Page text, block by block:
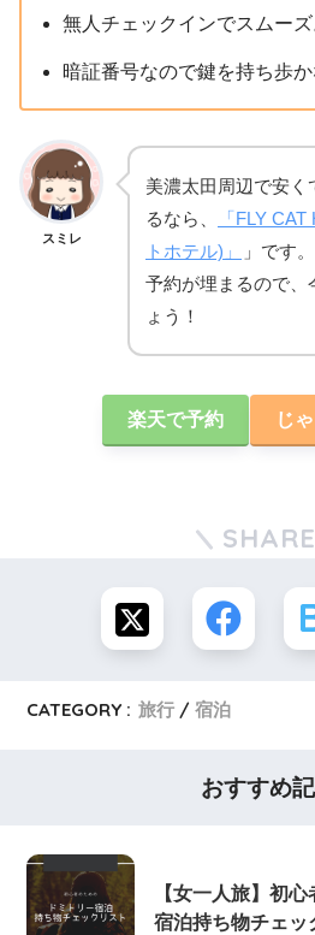
無人チェックインでスムーズ
暗証番号なので鍵を持ち歩か
スミレ
美濃太田周辺で安く
るなら、
「FLY
トホテル)」
」です
予約が埋まるので、
ょう！
楽天で予約 じ
SHARE
CATEGORY : 旅行 宿泊
おすすめ
【女一人旅】初
宿泊持ち物チェッ